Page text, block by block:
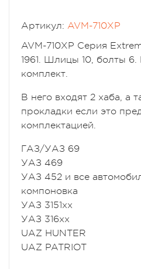
Артикул: AVM-710XP
AVM-710XP Серия
1961. Шлицы 10, болты 6.
комплект.
В него входят 2 хаба, а
прокладки если это
комплектацией.
ГАЗ/УАЗ 69
УАЗ 469
УАЗ 452 и все
компоновка
УАЗ 3151хх
УАЗ 316хх
UAZ HUNTER
UAZ PATRIOT